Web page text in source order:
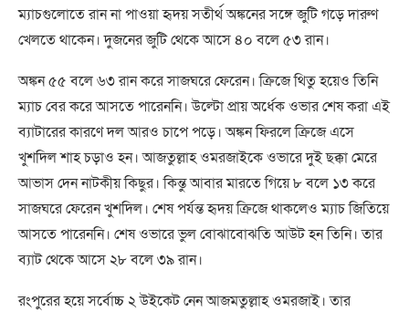
ম্যাচগুলোতে রান না পাওয়া হৃদয় সতীর্থ অঙ্কনের সঙ্গে জুটি গড়ে দারুণ
খেলতে থাকেন। দুজনের জুটি থেকে আসে ৪০ বলে ৫৩ রান।
অঙ্কন ৫৫ বলে ৬৩ রান করে সাজঘরে ফেরেন। ক্রিজে থিতু হয়েও তিনি
ম্যাচ বের করে আসতে পারেননি। উল্টো প্রায় অর্ধেক ওভার শেষ করা এই
ব্যাটারের কারণে দল আরও চাপে পড়ে। অঙ্কন ফিরলে ক্রিজে এসে
খুশদিল শাহ চড়াও হন। আজতুল্লাহ ওমরজাইকে ওভারে দুই ছক্কা মেরে
আভাস দেন নাটকীয় কিছুর। কিন্তু আবার মারতে গিয়ে ৮ বলে ১৩ করে
সাজঘরে ফেরেন খুশদিল। শেষ পর্যন্ত হৃদয় ক্রিজে থাকলেও ম্যাচ জিতিয়ে
আসতে পারেননি। শেষ ওভারে ভুল বোঝাবোঝতি আউট হন তিনি। তার
ব্যাট থেকে আসে ২৮ বলে ৩৯ রান।
রংপুরের হয়ে সর্বোচ্চ ২ উইকেট নেন আজমতুল্লাহ ওমরজাই। তার